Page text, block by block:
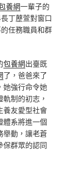
養網一輩子的
丁藶萱對窗口
的任務職員和群
包養網出臺既
了，爸爸來了
她強行命令她
制的初志，
養友愛型社會
體系將進一個
舉動，讓老蒼
保群眾的認同